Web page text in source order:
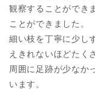
観察することができ
ことができました。
細い枝を丁寧に少し
えきれないほどたく
周囲に足跡が少なか
います。